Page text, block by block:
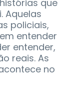
que
Aquelas
policiais,
entender
entender,
reais. As
no